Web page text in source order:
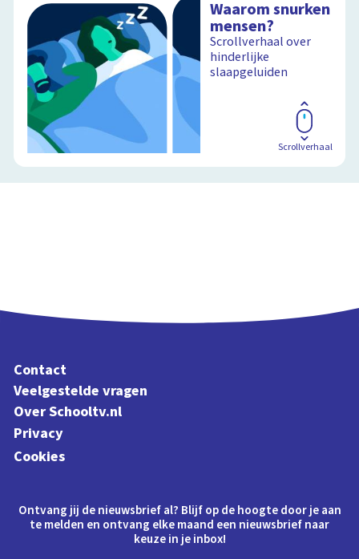
Waarom snurken
mensen?
Scrollverhaal over
hinderlijke
slaapgeluiden
Scrollverhaal
Contact
Veelgestelde vragen
Over Schooltv.nl
Privacy
Cookies
Ontvang jij de nieuwsbrief al? Blijf op de hoogte door je aan
te melden en ontvang elke maand een nieuwsbrief naar
keuze in je inbox!